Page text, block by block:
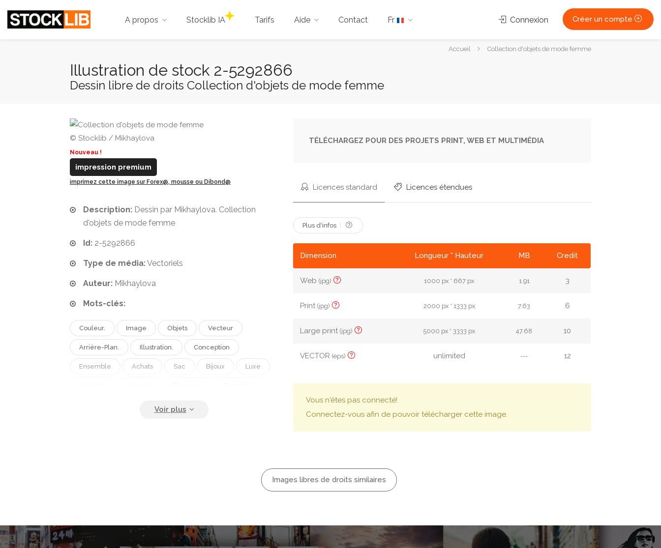
A propos Stocklib IA Tarifs Aide Contact Fr Connexion Créer un compte
VousAccueil Collection d'objets de mode femme
Illustration de stock 2-5292866
Dessin libre de droits Collection d'objets de mode femme
© Stocklib / Mikhaylova
Nouveau !
impression premium
imprimez cette image sur Forex@, mousse ou Dibond@
Description: Dessin par Mikhaylova. Collection
d'objets de mode femme
Id: 2-5292866
Type de média:Vectoriels
Auteur: Mikhaylova
Mots-clés:
Couleur. Image Objets Vecteur
Arrière-Plan. Illustration. Conception
Ensemble Achats Sac Bijoux Luxe
Femmes
Bijou
TÉLÉCHARGEZ POUR DES PROJETS PRINT, WEB ET MULTIMÉDIA
Licences standard Licences étendues
Plus d'infos
Dimension Longueur * Hauteur MB Credit
Web(jpg) 1000 px * 667 px 1.91 3
Print(jpg) 2000 px * 1333 px 7.63 6
Large print(jpg) 5000 px * 3333 px 47.68 10
VECTOR(eps) unlimited --- 12
Vous n'êtes pas connecté!
Connectez-vous afin de pouvoir télécharger cette image.
Images libres de droits similaires